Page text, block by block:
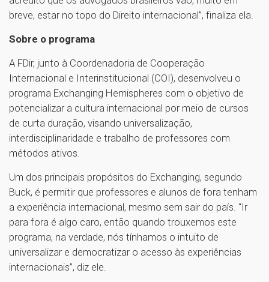
breve, estar no topo do Direito internacional”, finaliza ela.
Sobre o programa
A FDir, junto à Coordenadoria de Cooperação
Internacional e Interinstitucional (COI), desenvolveu o
programa Exchanging Hemispheres com o objetivo de
potencializar a cultura internacional por meio de cursos
de curta duração, visando universalização,
interdisciplinaridade e trabalho de professores com
métodos ativos.
Um dos principais propósitos do Exchanging, segundo
Buck, é permitir que professores e alunos de fora tenham
a experiência internacional, mesmo sem sair do país. “Ir
para fora é algo caro, então quando trouxemos este
programa, na verdade, nós tínhamos o intuito de
universalizar e democratizar o acesso às experiências
internacionais”, diz ele.